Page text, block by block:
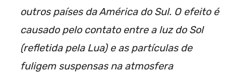
outros países da América do Sul. O efeito é
causado pelo contato entre a luz do Sol
(refletida pela Lua) e as partículas de
fuligem suspensas na atmosfera